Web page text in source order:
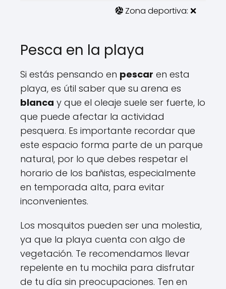
Zona deportiva: ❌
Pesca en la playa
Si estás pensando en pescar en esta
playa, es útil saber que su arena es
blanca y que el oleaje suele ser fuerte, lo
que puede afectar la actividad
pesquera. Es importante recordar que
este espacio forma parte de un parque
natural, por lo que debes respetar el
horario de los bañistas, especialmente
en temporada alta, para evitar
inconvenientes.
Los mosquitos pueden ser una molestia,
ya que la playa cuenta con algo de
vegetación. Te recomendamos llevar
repelente en tu mochila para disfrutar
de tu día sin preocupaciones. Ten en